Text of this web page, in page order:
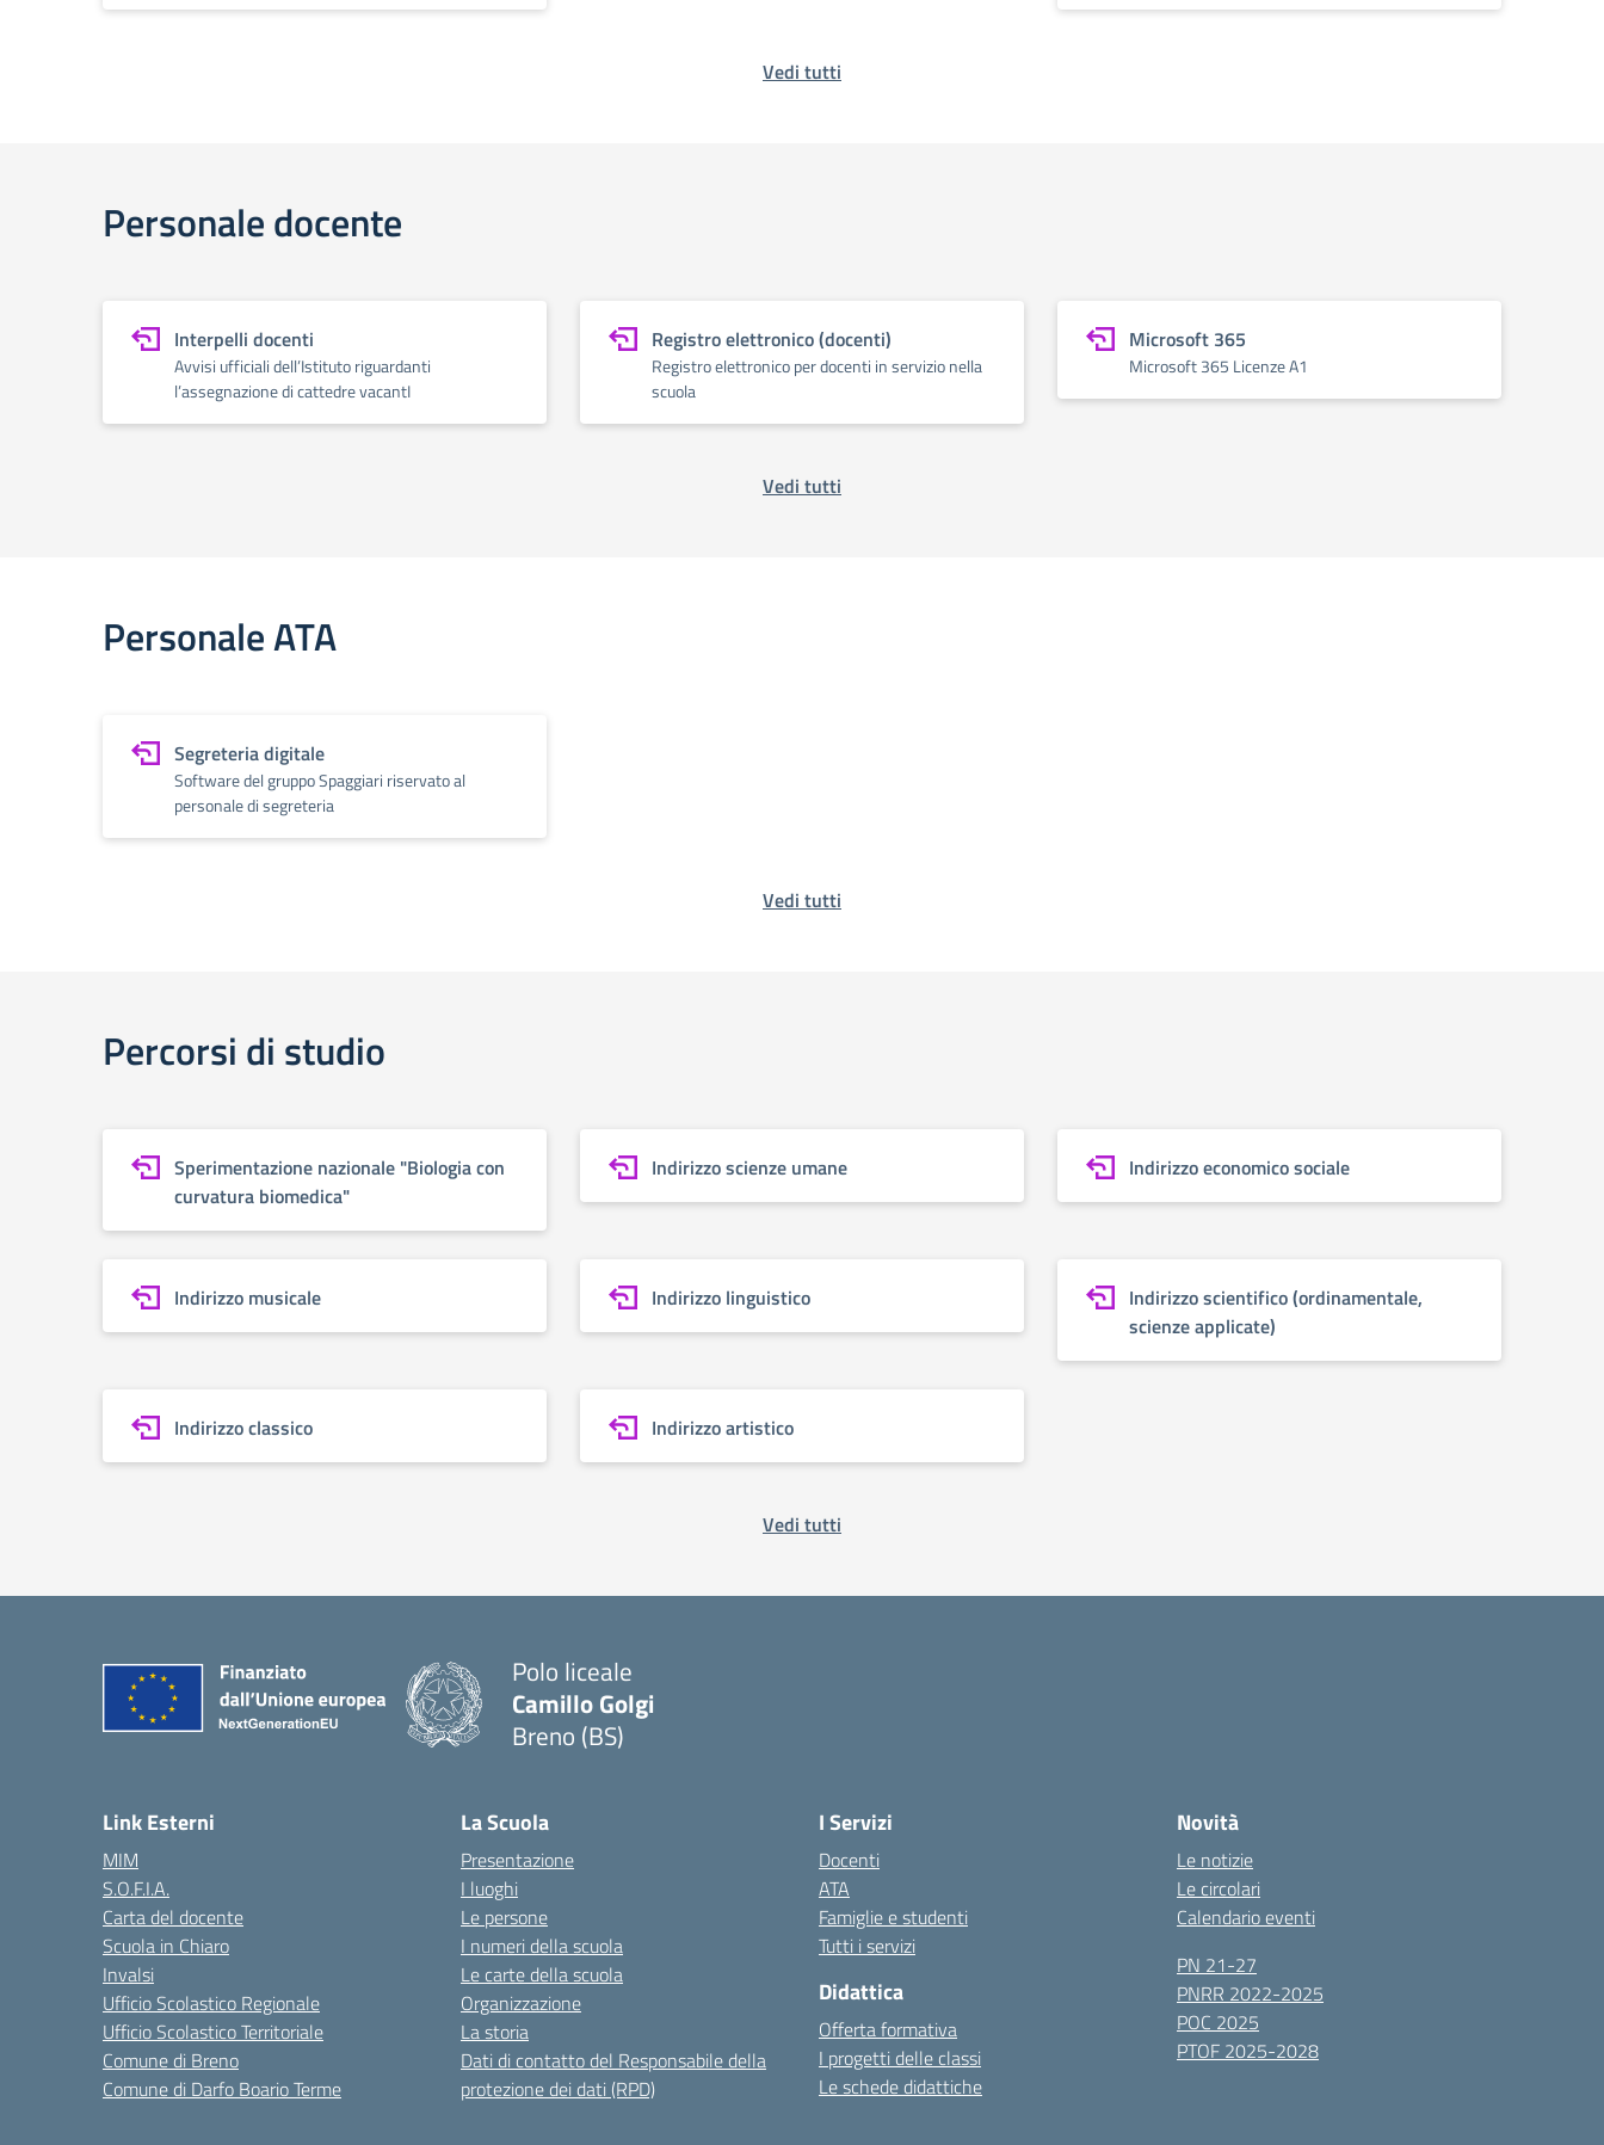
Vedi tutti
Personale docente
Interpelli docenti
Avvisi ufficiali dell’Istituto riguardanti
l’assegnazione di cattedre vacantI
Registro elettronico (docenti)
Registro elettronico per docenti in servizio nella
scuola
Microsoft 365
Microsoft 365 Licenze A1
Vedi tutti
Personale ATA
Segreteria digitale
Software del gruppo Spaggiari riservato al
personale di segreteria
Vedi tutti
Percorsi di studio
Sperimentazione nazionale "Biologia con
curvatura biomedica"
Indirizzo scienze umane Indirizzo economico sociale
Indirizzo musicale Indirizzo linguistico
Indirizzo scientifico (ordinamentale,
scienze applicate)
Indirizzo classico Indirizzo artistico
Vedi tutti
Polo liceale
Camillo Golgi
Breno (BS)
Link Esterni
MIM
S.O.F.I.A.
Carta del docente
Scuola in Chiaro
Invalsi
Ufficio Scolastico Regionale
Ufficio Scolastico Territoriale
Comune di Breno
Comune di Darfo Boario Terme
La Scuola
Presentazione
I luoghi
Le persone
I numeri della scuola
Le carte della scuola
Organizzazione
La storia
Dati di contatto del Responsabile della
protezione dei dati (RPD)
I Servizi
Docenti
ATA
Famiglie e studenti
Tutti i servizi
Didattica
Offerta formativa
I progetti delle classi
Le schede didattiche
Novità
Le notizie
Le circolari
Calendario eventi
PN 21-27
PNRR 2022-2025
POC 2025
PTOF 2025-2028